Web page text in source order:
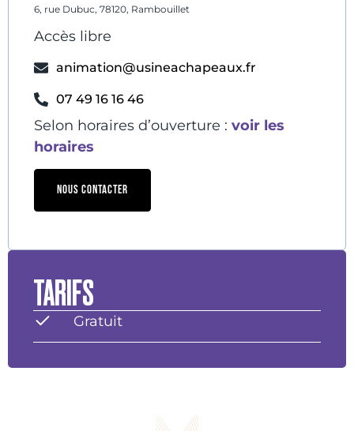
6, rue Dubuc, 78120, Rambouillet
Accès libre
animation@usineachapeaux.fr
07 49 16 16 46
Selon horaires d’ouverture : voir les
horaires
NOUS CONTACTER
TARIFS
Gratuit